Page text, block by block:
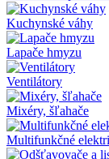
Kuchynské váhy
Lapače hmyzu
Ventilátory
Mixéry, šľahače
Multifunkčné